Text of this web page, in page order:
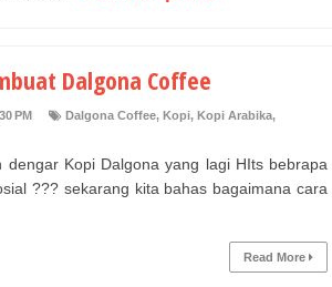
Dalgona Coffee
PM Dalgona Coffee, Kopi, Kopi Arabika,
dengar Kopi Dalgona yang lagi HIts bebrapa
??? sekarang kita bahas bagaimana cara
Read More